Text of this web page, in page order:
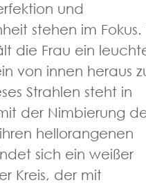
und
stehen im Fokus.
die Frau ein
von innen heraus
Strahlen steht in
der Nimbierung
hellorangenen
sich ein weißer
Kreis, der mit